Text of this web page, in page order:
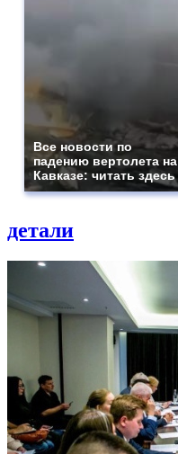
Все новости по
падению вертолета на
Кавказе: читать здесь
детали